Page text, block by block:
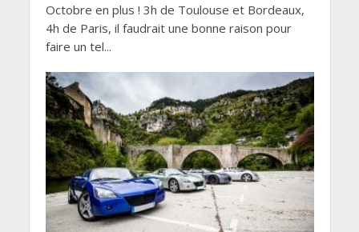
Octobre en plus ! 3h de Toulouse et Bordeaux,
4h de Paris, il faudrait une bonne raison pour
faire un tel...